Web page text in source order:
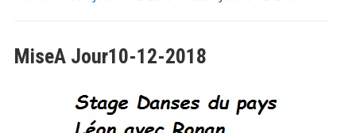
MiseA Jour10-12-2018